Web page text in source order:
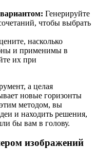
Генерируйте
чтобы выбрать
насколько
и применимы в
их при
а целая
новые горизонты
методом, вы
и находить решения,
бы вам в голову.
изображений